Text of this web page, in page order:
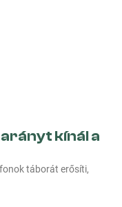
kínál a
táborát erősíti,